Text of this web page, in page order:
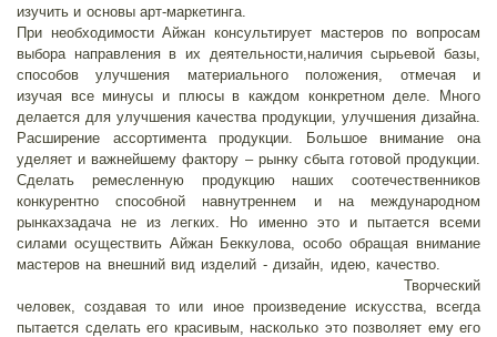
изучить и основы арт-маркетинга.
При необходимости Айжан консультирует мастеров по вопросам
выбора направления в их деятельности,наличия сырьевой базы,
способов улучшения материального положения, отмечая и
изучая все минусы и плюсы в каждом конкретном деле. Много
делается для улучшения качества продукции, улучшения дизайна.
Расширение ассортимента продукции. Большое внимание она
уделяет и важнейшему фактору – рынку сбыта готовой продукции.
Сделать ремесленную продукцию наших соотечественников
конкурентно способной навнутреннем и на международном
рынкахзадача не из легких. Но именно это и пытается всеми
силами осуществить Айжан Беккулова, особо обращая внимание
мастеров на внешний вид изделий - дизайн, идею, качество.
Творческий
человек, создавая то или иное произведение искусства, всегда
пытается сделать его красивым, насколько это позволяет ему его